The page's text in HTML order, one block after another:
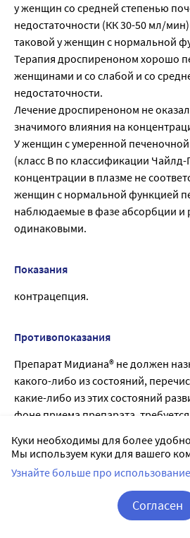
у женщин со средней степенью
недостаточности (КК 30-50 мл/
таковой у женщин с нормальной
Терапия дроспиреноном хорошо
женщинами и со слабой и со
недостаточности.
Лечение дроспиреноном не
значимого влияния на
У женщин с умеренной
(класс В по классификации
концентрации в плазме не
женщин с нормальной функцией
наблюдаемые в фазе абсорбции и
одинаковыми.
Показания
контрацепция.
Противопоказания
Препарат Мидиана® не должен
какого-либо из состояний,
какие-либо из этих состояний
фоне приема препарата,
— наличие тромбозов вен в
анамнезе (тромбоз глубоких вен,
легочной артерии);
— наличие тромбозов артерий в
анамнезе (например, инфаркт
Куки необходимы для более
Мы используем куки для вашего
Узнайте больше про
Согласен